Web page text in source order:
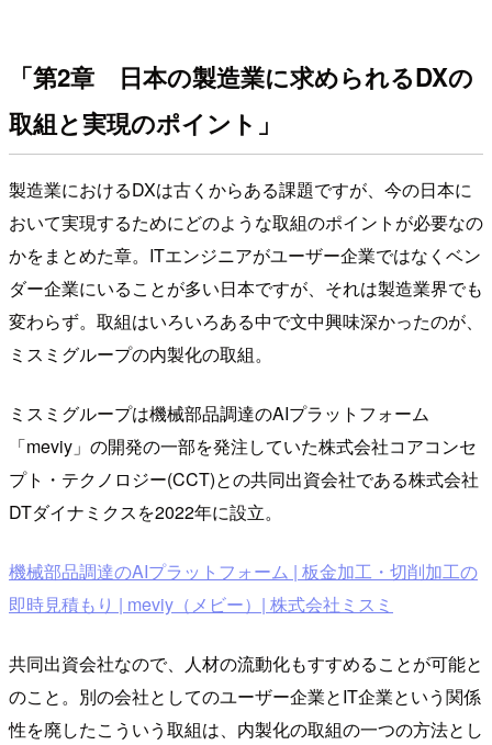
「第2章 日本の製造業に求められるDXの
取組と実現のポイント」
製造業におけるDXは古くからある課題ですが、今の日本に
おいて実現するためにどのような取組のポイントが必要なの
かをまとめた章。ITエンジニアがユーザー企業ではなくベン
ダー企業にいることが多い日本ですが、それは製造業界でも
変わらず。取組はいろいろある中で文中興味深かったのが、
ミスミグループの内製化の取組。
ミスミグループは機械部品調達のAIプラットフォーム
「meviy」の開発の一部を発注していた株式会社コアコンセ
プト・テクノロジー(CCT)との共同出資会社である株式会社
DTダイナミクスを2022年に設立。
機械部品調達のAIプラットフォーム | 板金加工・切削加工の
即時見積もり | meviy（メビー）| 株式会社ミスミ
共同出資会社なので、人材の流動化もすすめることが可能と
のこと。別の会社としてのユーザー企業とIT企業という関係
性を廃したこういう取組は、内製化の取組の一つの方法とし